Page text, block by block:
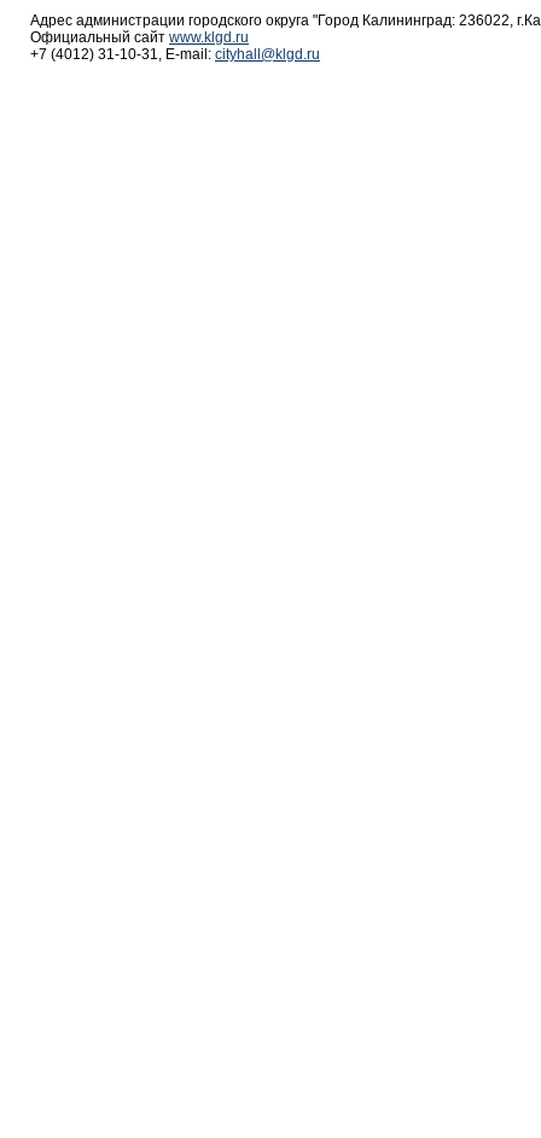
Адрес администрации городского округа "Город Калининград: 236022,
Официальный сайт www.klgd.ru
+7 (4012) 31-10-31, E-mail: cityhall@klgd.ru